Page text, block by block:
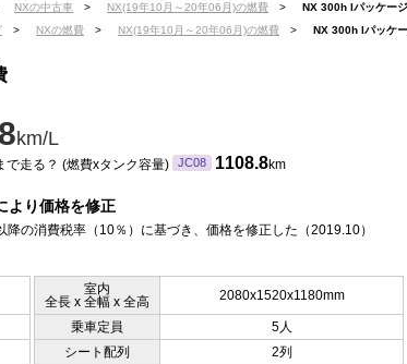
NXの中古車 > NX(19年10月～20年06月)の燃費 >
NX 300h Iパッケー
> NXの燃費 > NX(19年10月～20年06月)の燃費 > NX 300h Iパッケ
km/L
で走る？ (燃費xタンク容量) JC08 1108.8km
より価格を修正
降の消費税率（10％）に基づき、価格を修正した（2019.10）
室内
全長 x 全幅 x 全高
2080x1520x1180mm
乗車定員
5人
シート配列
2列